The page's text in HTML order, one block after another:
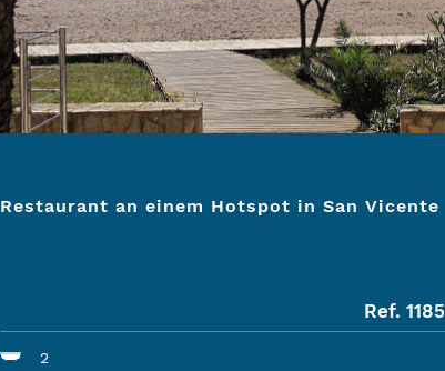
Restaurant an einem Hotspot in San Vicente
Ref. 1185
2